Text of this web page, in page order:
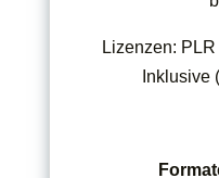
Lizenzen:
Inklusive